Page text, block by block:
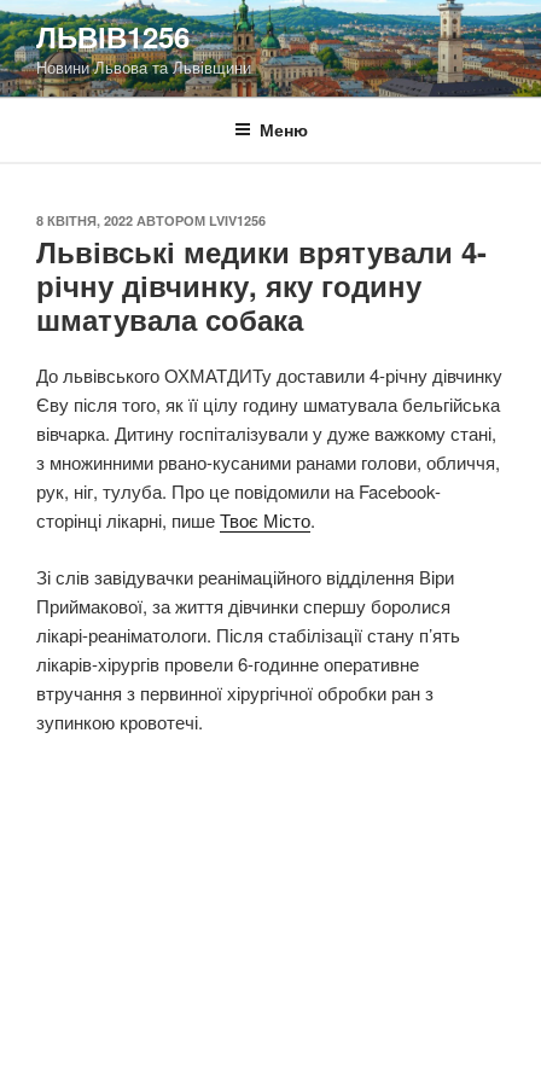
Перейти
до
вмісту
ЛЬВІВ1256
Новини Львова та Львівщини
Меню
ОПУБЛІКОВАНО
8 КВІТНЯ, 2022 АВТОРОМ LVIV1256
Львівські медики врятували 4-
річну дівчинку, яку годину
шматувала собака
До львівського ОХМАТДИТу доставили 4-річну дівчинку
Єву після того, як її цілу годину шматувала бельгійська
вівчарка. Дитину госпіталізували у дуже важкому стані,
з множинними рвано-кусаними ранами голови, обличчя,
рук, ніг, тулуба. Про це повідомили на Facebook-
сторінці лікарні, пишеТвоє Місто.
Зі слів завідувачки реанімаційного відділення Віри
Приймакової, за життя дівчинки спершу боролися
лікарі-реаніматологи. Після стабілізації стану п’ять
лікарів-хірургів провели 6-годинне оперативне
втручання з первинної хірургічної обробки ран з
зупинкою кровотечі.